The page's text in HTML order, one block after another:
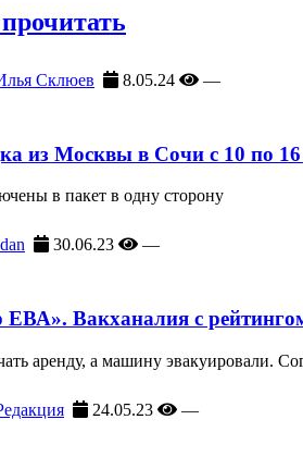
Склюев 8.05.24
—
из Москвы в Сочи с 10 по
в пакет в одну сторону
30.06.23
—
ЕВА». Вакханалия с
аренду, а машину эвакуировали.
24.05.23
—